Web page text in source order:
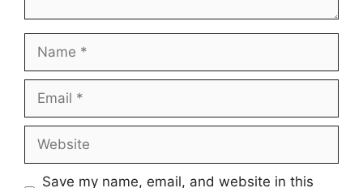
Save my name, email, and website in this